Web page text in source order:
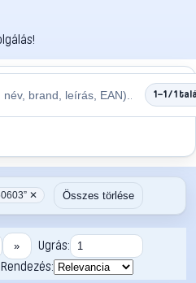
1–1 / 1
✕ Összes törlése
»
Ugrás:
Rendezés: